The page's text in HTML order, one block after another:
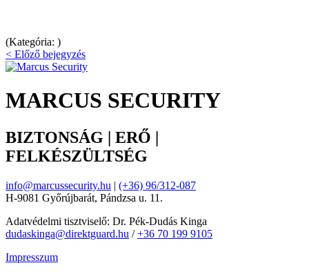
(Kategória: )
< Előző bejegyzés
MARCUS SECURITY
BIZTONSÁG | ERŐ |
FELKÉSZÜLTSÉG
info@marcussecurity.hu | (+36) 96/312-087
H-9081 Győrújbarát, Pándzsa u. 11.
Adatvédelmi tisztviselő: Dr. Pék-Dudás Kinga
dudaskinga@direktguard.hu /+36 70 199 9105
Impresszum